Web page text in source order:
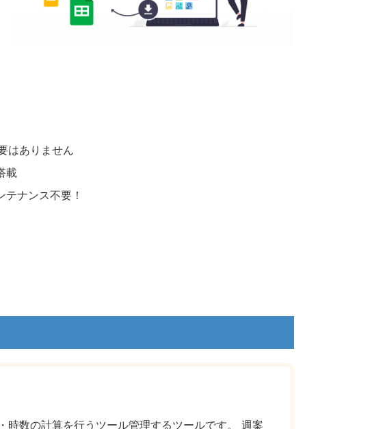
はありません
載
ナンス不要！
数の計算を行うツール管理するツールです。 週案